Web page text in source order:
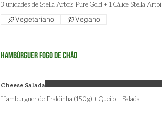
3 unidades de Stella Artois Pure Gold + 1 Cálice Stella
Vegetariano Vegano
Hambúrguer Fogo de Chão
Cheese Salada
Hamburguer de Fraldinha (150g) + Queijo + Salada